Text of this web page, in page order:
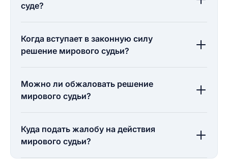
суде?
Когда вступает в законную силу
решение мирового судьи?
Можно ли обжаловать решение
мирового судьи?
Куда подать жалобу на действия
мирового судьи?